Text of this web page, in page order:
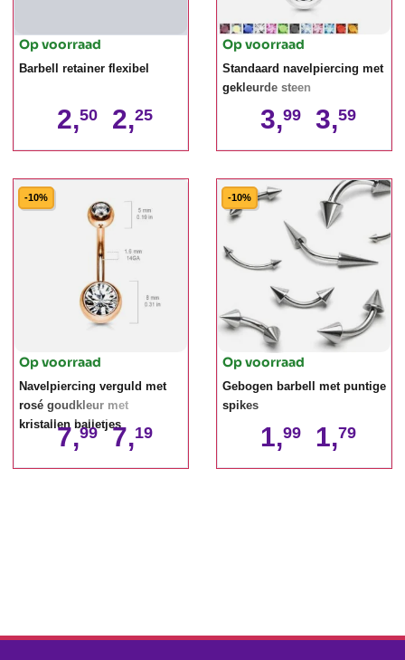
Op voorraad
Barbell retainer flexibel
2,50 2,25
Op voorraad
Standaard navelpiercing met
gekleurde steen
3,99 3,59
-10%
Op voorraad
Navelpiercing verguld met
rosé goudkleur met
kristallen balletjes
7,99 7,19
-10%
Op voorraad
Gebogen barbell met puntige
spikes
1,99 1,79